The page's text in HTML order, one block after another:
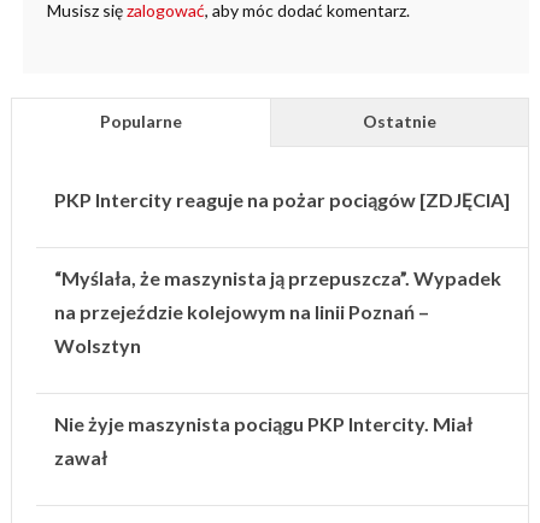
Musisz sięzalogować, aby móc dodać komentarz.
Popularne Ostatnie
PKP Intercity reaguje na pożar pociągów [ZDJĘCIA]
“Myślała, że maszynista ją przepuszcza”. Wypadek
na przejeździe kolejowym na linii Poznań –
Wolsztyn
Nie żyje maszynista pociągu PKP Intercity. Miał
zawał